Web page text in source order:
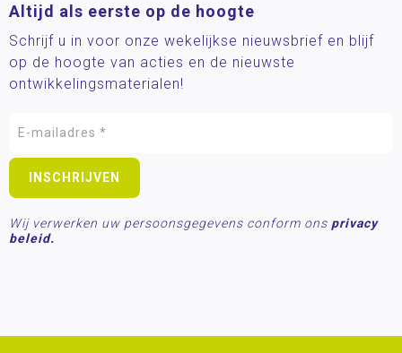
Altijd als eerste op de hoogte
Schrijf u in voor onze wekelijkse nieuwsbrief en blijf
op de hoogte van acties en de nieuwste
ontwikkelingsmaterialen!
Wij verwerken uw persoonsgegevens conform ons privacy
beleid.